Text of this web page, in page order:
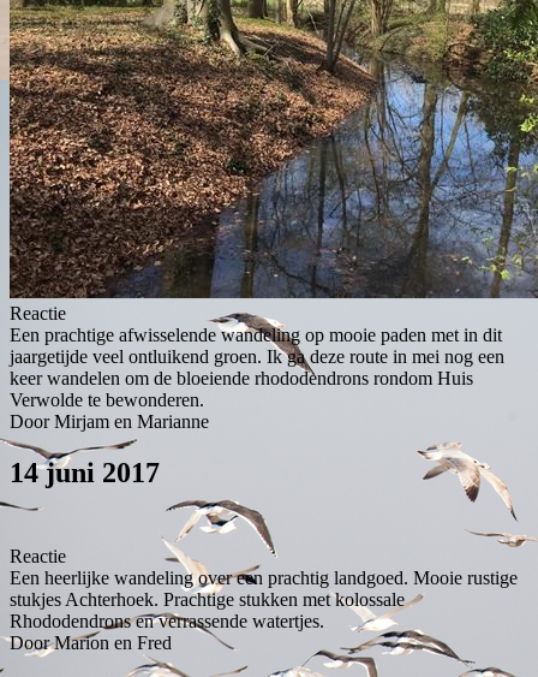
Reactie
Een prachtige afwisselende wandeling op mooie paden met in dit
jaargetijde veel ontluikend groen. Ik ga deze route in mei nog een
keer wandelen om de bloeiende rhododendrons rondom Huis
Verwolde te bewonderen.
Door Mirjam en Marianne
14 juni 2017
Reactie
Een heerlijke wandeling over een prachtig landgoed. Mooie rustige
stukjes Achterhoek. Prachtige stukken met kolossale
Rhododendrons en verrassende watertjes.
Door Marion en Fred